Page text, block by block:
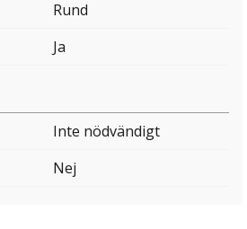
Rund
Ja
Inte nödvändigt
Nej